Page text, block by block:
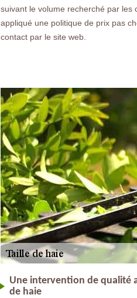
suivant le volume recherché par les
appliqué une politique de prix pas
contact par le site web.
Une intervention de qualité
de haie